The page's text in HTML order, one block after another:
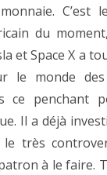
C’est
du
et Space X a
le monde
ce penchant
Il a déjà
le très
à le faire.